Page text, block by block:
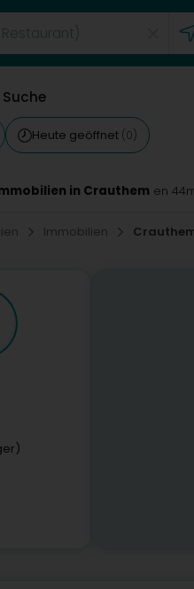
Heute geöffnet (0)
in Crauthem en
Immobilien